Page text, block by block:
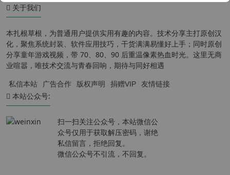
关于我们
本扎根草根，为普通用户提供实用有趣的内容。技术分享主打原创汉
化，聚焦系统封装、软件应用技巧，干货满满易懂好上手；同时原创
分享童年游戏视频，带 70、80、90 后重温像素热血时光。这里无商
业喧嚣，唯技术交流与青春回响，期待与同好相遇
私信本站 广告合作 版权声明 捐赠VIP 友情链接
本站公众号:
扫一扫关注公众号，本站微信公
众号仅用于获取解压密码，谢绝
私信留言，拒绝回复。
微信公众号不引流，不回复。